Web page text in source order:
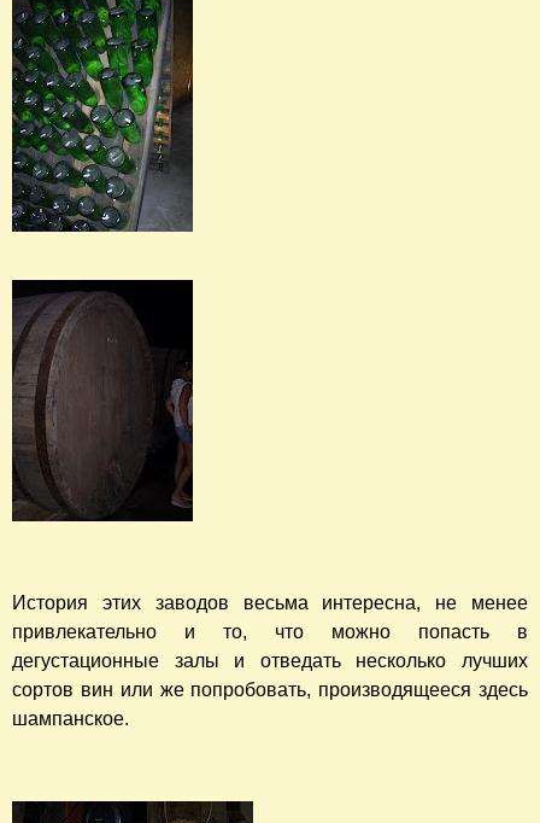
История этих заводов весьма интересна, не менее
привлекательно и то, что можно попасть в
дегустационные залы и отведать несколько лучших
сортов вин или же попробовать, производящееся здесь
шампанское.